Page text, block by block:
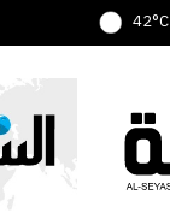
42°C